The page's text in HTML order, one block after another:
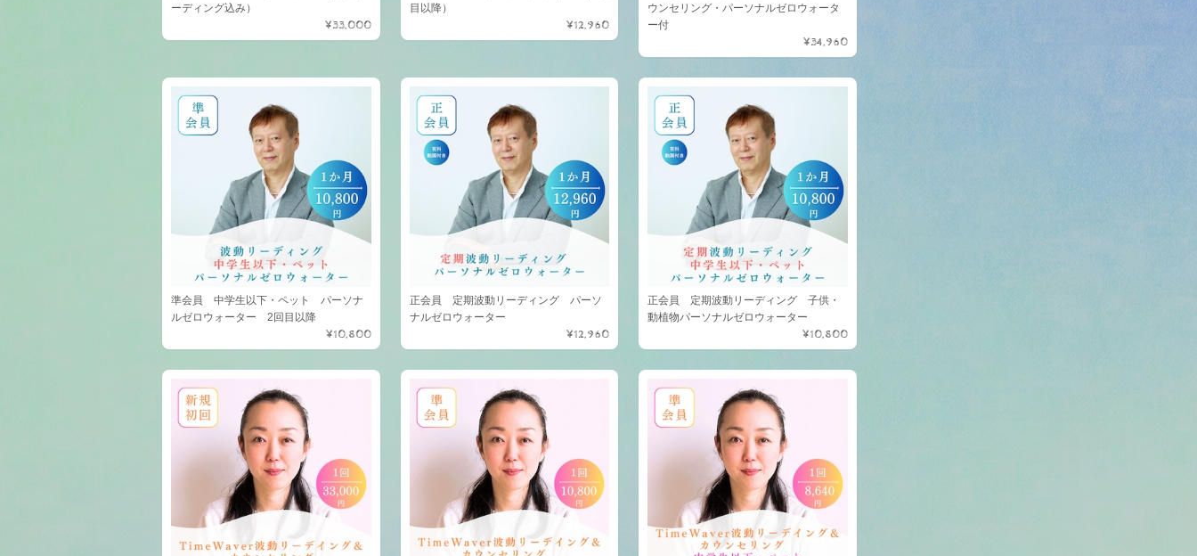
ーディング込み）
¥33,000
目以降）
¥12,960
ウンセリング・パーソナルゼロウォータ
ー付
¥34,960
準会員 中学生以下・ペット パーソナ
ルゼロウォーター 2回目以降
¥10,800
正会員 定期波動リーディング パーソ
ナルゼロウォーター
¥12,960
正会員 定期波動リーディング 子供・
動植物パーソナルゼロウォーター
¥10,800